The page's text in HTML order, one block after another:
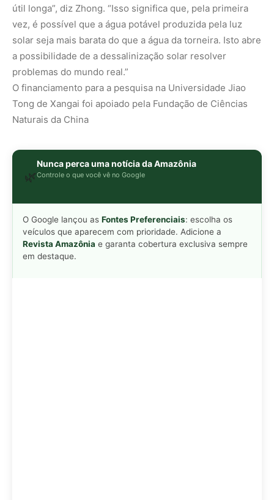
útil longa”, diz Zhong. “Isso significa que, pela primeira
vez, é possível que a água potável produzida pela luz
solar seja mais barata do que a água da torneira. Isto abre
a possibilidade de a dessalinização solar resolver
problemas do mundo real.”
O financiamento para a pesquisa na Universidade Jiao
Tong de Xangai foi apoiado pela Fundação de Ciências
Naturais da China
🌿
Nunca perca uma notícia da Amazônia
Controle o que você vê no Google
O Google lançou as Fontes Preferenciais: escolha os
veículos que aparecem com prioridade. Adicione a
Revista Amazônia e garanta cobertura exclusiva sempre
em destaque.